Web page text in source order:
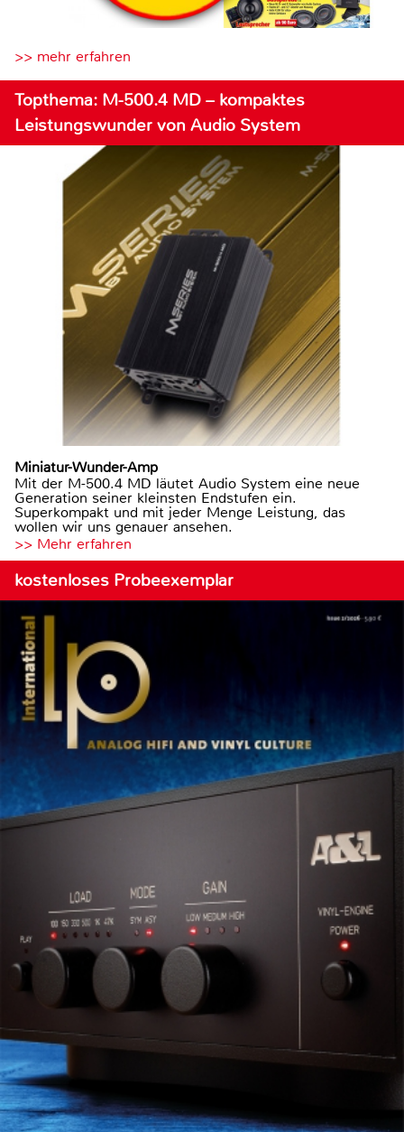
>> mehr erfahren
Topthema: M-500.4 MD – kompaktes
Leistungswunder von Audio System
Miniatur-Wunder-Amp
Mit der M-500.4 MD läutet Audio System eine neue
Generation seiner kleinsten Endstufen ein.
Superkompakt und mit jeder Menge Leistung, das
wollen wir uns genauer ansehen.
>> Mehr erfahren
kostenloses Probeexemplar